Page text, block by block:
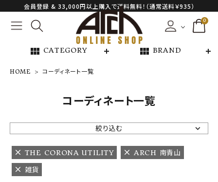
会員登録 & 33,000円以上購入で送料無料！（通常送料￥935）
0
view_module CATEGORY view_module BRAND
NEW ARRIVAL
ARCH EXCLUSIVE
BRAND
CATEGORY
HOME コーディネート一覧
コーディネート一覧
絞り込む
THE CORONA UTILITY
ARCH 南青山
雑貨